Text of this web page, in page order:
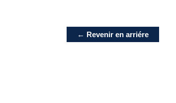
← Revenir en arriére